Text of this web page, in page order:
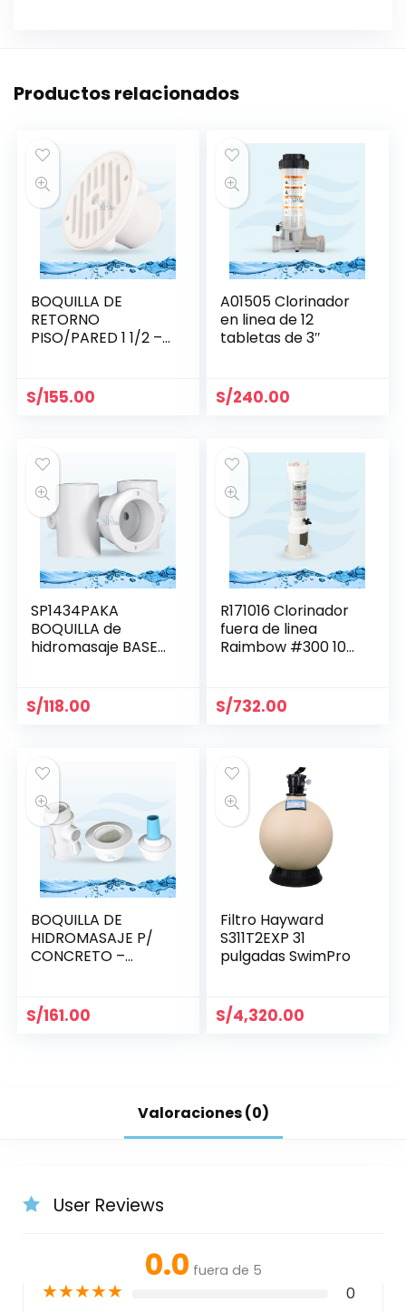
Productos relacionados
BOQUILLA DE
RETORNO
PISO/PARED 1 1/2 –
S/155.00
A01505 Clorinador
en linea de 12
tabletas de 3″
S/240.00
SP1434PAKA
BOQUILLA de
hidromasaje BASE
S/118.00
R171016 Clorinador
fuera de linea
Raimbow #300 10
S/732.00
BOQUILLA DE
HIDROMASAJE P/
CONCRETO –
S/161.00
Filtro Hayward
S311T2EXP 31
pulgadas SwimPro
S/4,320.00
Valoraciones (0)
User Reviews
0.0 fuera de 5
★★★★★ 0